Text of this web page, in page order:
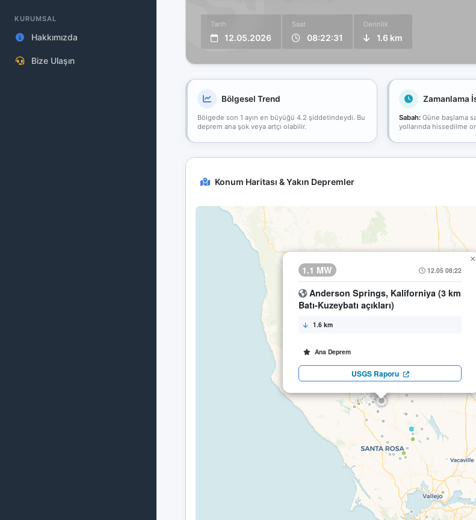
KURUMSAL
Hakkımızda
Bize Ulaşın
Tarih
12.05.2026
Saat
08:22:31
Derinlik
1.6 km
Bölgesel Trend
Bölgede son 1 ayın en büyüğü 4.2 şiddetindeydi. Bu
deprem ana şok veya artçı olabilir.
Zamanlama
Sabah:Güne başlama
yollarında hissedilme
Konum Haritası & Yakın Depremler
1.1 MW 12.05 08:22
Anderson Springs, Kaliforniya (3 km
Batı-Kuzeybatı açıkları)
1.6 km
Ana Deprem
USGS Raporu
×